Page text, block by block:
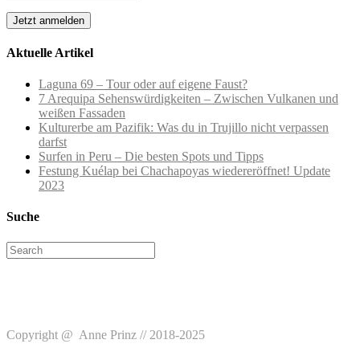
Aktuelle Artikel
Laguna 69 – Tour oder auf eigene Faust?
7 Arequipa Sehenswürdigkeiten – Zwischen Vulkanen und
weißen Fassaden
Kulturerbe am Pazifik: Was du in Trujillo nicht verpassen
darfst
Surfen in Peru – Die besten Spots und Tipps
Festung Kuélap bei Chachapoyas wiedereröffnet! Update
2023
Suche
Search
for:
Copyright @ Anne Prinz // 2018-2025